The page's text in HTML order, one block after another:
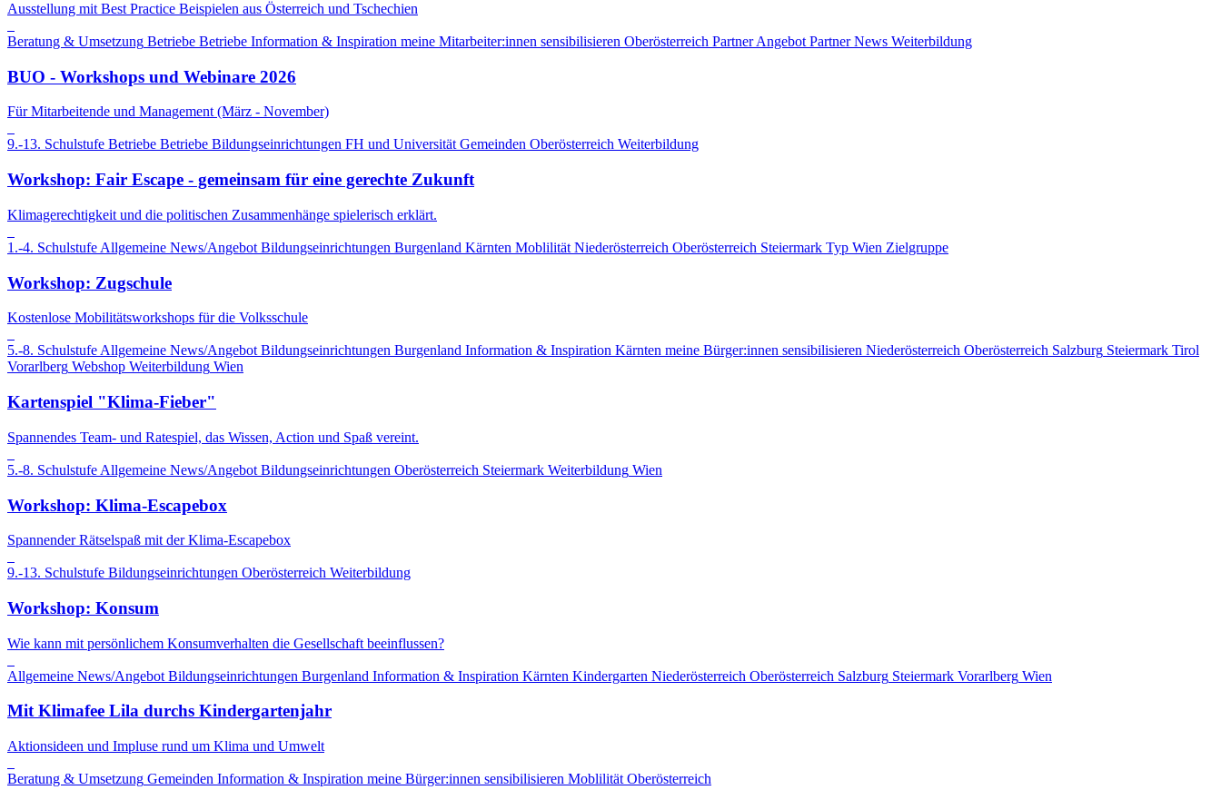
Ausstellung mit Best Practice Beispielen aus Österreich und Tschechien
Beratung & Umsetzung Betriebe Betriebe Information & Inspiration meine Mitarbeiter:innen sensibilisieren Oberösterreich Partner Angebot Partner News Weiterbildung
BUO - Workshops und Webinare 2026
Für Mitarbeitende und Management (März - November)
9.-13. Schulstufe Betriebe Betriebe Bildungseinrichtungen FH und Universität Gemeinden Oberösterreich Weiterbildung
Workshop: Fair Escape - gemeinsam für eine gerechte Zukunft
Klimagerechtigkeit und die politischen Zusammenhänge spielerisch erklärt.
1.-4. Schulstufe Allgemeine News/Angebot Bildungseinrichtungen Burgenland Kärnten Moblilität Niederösterreich Oberösterreich Steiermark Typ Wien Zielgruppe
Workshop: Zugschule
Kostenlose Mobilitätsworkshops für die Volksschule
5.-8. Schulstufe Allgemeine News/Angebot Bildungseinrichtungen Burgenland Information & Inspiration Kärnten meine Bürger:innen sensibilisieren Niederösterreich Oberösterreich Salzburg Steiermark Tirol
Vorarlberg Webshop Weiterbildung Wien
Kartenspiel "Klima-Fieber"
Spannendes Team- und Ratespiel, das Wissen, Action und Spaß vereint.
5.-8. Schulstufe Allgemeine News/Angebot Bildungseinrichtungen Oberösterreich Steiermark Weiterbildung Wien
Workshop: Klima-Escapebox
Spannender Rätselspaß mit der Klima-Escapebox
9.-13. Schulstufe Bildungseinrichtungen Oberösterreich Weiterbildung
Workshop: Konsum
Wie kann mit persönlichem Konsumverhalten die Gesellschaft beeinflussen?
Allgemeine News/Angebot Bildungseinrichtungen Burgenland Information & Inspiration Kärnten Kindergarten Niederösterreich Oberösterreich Salzburg Steiermark Vorarlberg Wien
Mit Klimafee Lila durchs Kindergartenjahr
Aktionsideen und Impluse rund um Klima und Umwelt
Beratung & Umsetzung Gemeinden Information & Inspiration meine Bürger:innen sensibilisieren Moblilität Oberösterreich